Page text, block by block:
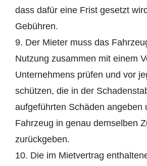
dass dafür eine Frist gesetzt
Gebühren.
9. Der Mieter muss das
Nutzung zusammen mit einem
Unternehmens prüfen und vor
schützen, die in der
aufgeführten Schäden angeben
Fahrzeug in genau demselben
zurückgeben.
10. Die im Mietvertrag